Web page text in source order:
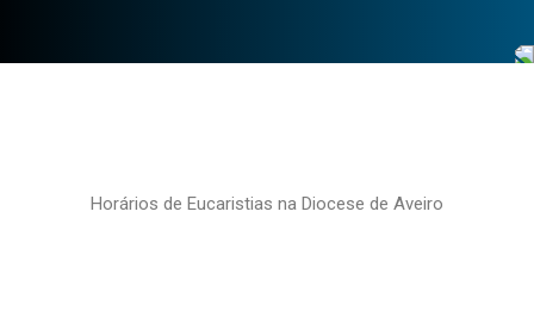
Horários de Eucaristias na Diocese de Aveiro